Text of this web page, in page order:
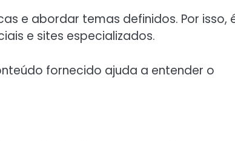
e abordar temas definidos. Por isso,
e sites especializados.
fornecido ajuda a entender o